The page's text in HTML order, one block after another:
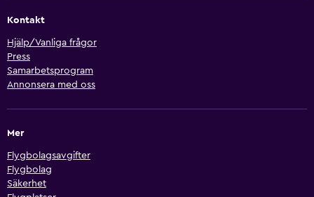
Kontakt
Hjälp/Vanliga frågor
Press
Samarbetsprogram
Annonsera med oss
Mer
Flygbolagsavgifter
Flygbolag
Säkerhet